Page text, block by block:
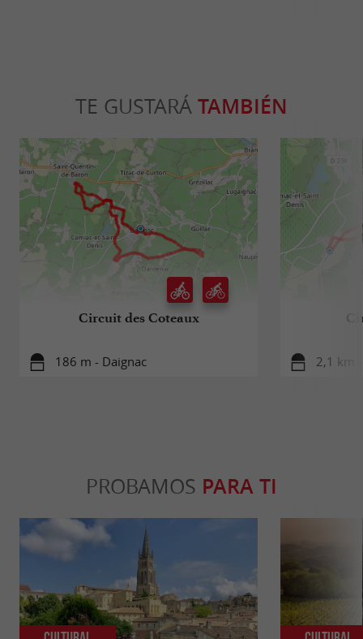
TE GUSTARÁ TAMBIÉN
Circuit des Coteaux
186 m - Daignac 2,1 km
PROBAMOS PARA TI